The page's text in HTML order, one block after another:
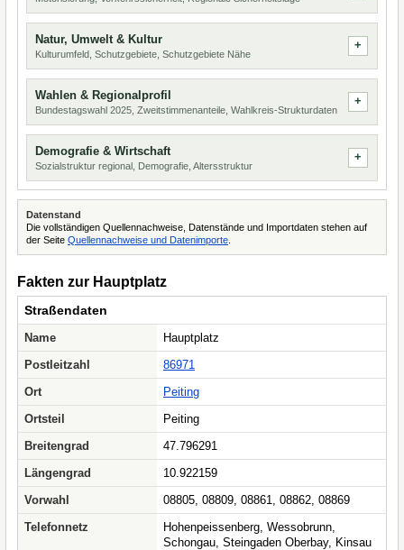
Natur, Umwelt & Kultur
Kulturumfeld, Schutzgebiete, Schutzgebiete Nähe
Wahlen & Regionalprofil
Bundestagswahl 2025, Zweitstimmenanteile, Wahlkreis-Strukturdaten
Demografie & Wirtschaft
Sozialstruktur regional, Demografie, Altersstruktur
Datenstand
Die vollständigen Quellennachweise, Datenstände und Importdaten stehen auf
der Seite Quellennachweise und Datenimporte
Fakten zur Hauptplatz
Straßendaten
Name
Hauptplatz
Postleitzahl
86971
Ort
Peiting
Ortsteil
Peiting
Breitengrad
47.796291
Längengrad
10.922159
Vorwahl
08805, 08809, 08861, 08862, 08869
Telefonnetz
Hohenpeissenberg, Wessobrunn,
Schongau, Steingaden Oberbay, Kinsau